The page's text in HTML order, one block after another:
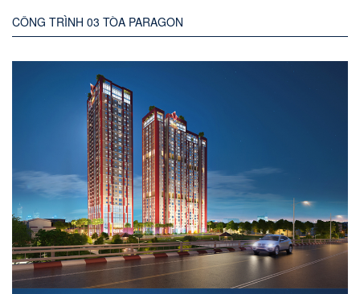
CÔNG TRÌNH 03 TÒA PARAGON